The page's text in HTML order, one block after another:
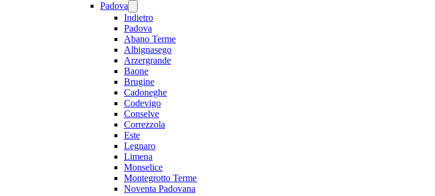
Padova
Indietro
Padova
Abano Terme
Albignasego
Arzergrande
Baone
Brugine
Cadoneghe
Codevigo
Conselve
Correzzola
Este
Legnaro
Limena
Monselice
Montegrotto Terme
Noventa Padovana